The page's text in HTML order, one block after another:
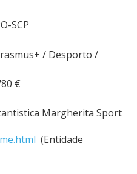
SCP
/ Desporto /
€
Margherita Sport
(Entidade